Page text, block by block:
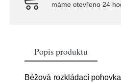
máme otevřeno 24
Popis produktu
Béžová rozkládací